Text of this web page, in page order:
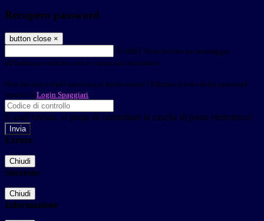
Recupero password
button close ×
E-mail Verrà inviato un messaggio
all'indirizzo indicato con le istruzioni necessarie.
Non hai una e-mail associata al nome utente? Effettua il reset della password
tramite la Login Spaggiari
E-mail inviata, si prega di controllare la casella di posta elettronica!
Errore
Chiudi
Successo
Chiudi
Informazione